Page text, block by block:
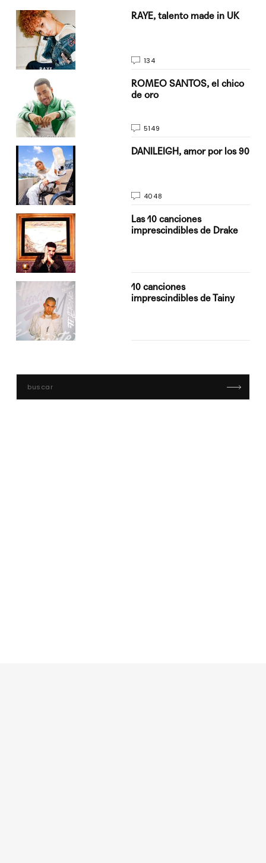
RAYE, talento made in UK
134
ROMEO SANTOS, el chico
de oro
5149
DANILEIGH, amor por los 90
4048
Las 10 canciones
imprescindibles de Drake
10 canciones
imprescindibles de Tainy